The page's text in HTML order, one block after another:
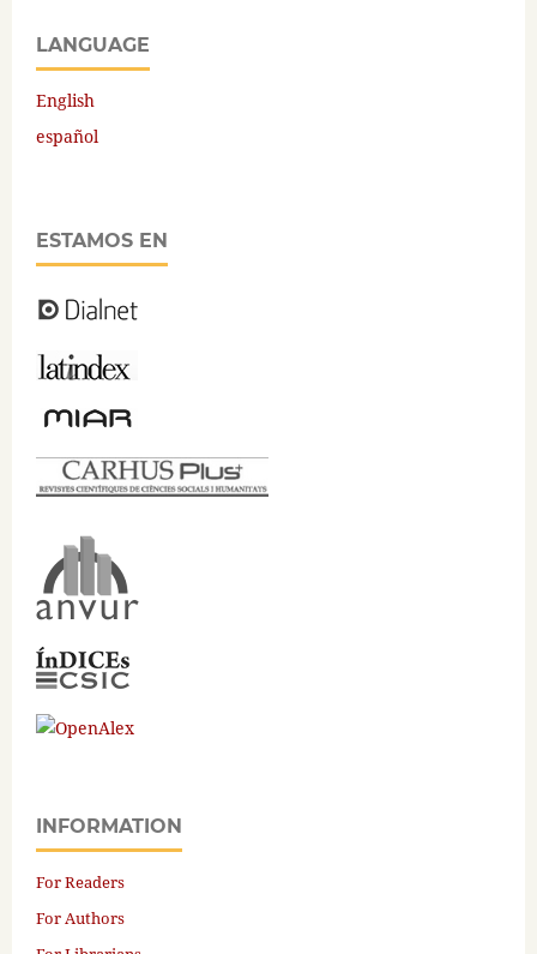
LANGUAGE
English
español
ESTAMOS EN
INFORMATION
For Readers
For Authors